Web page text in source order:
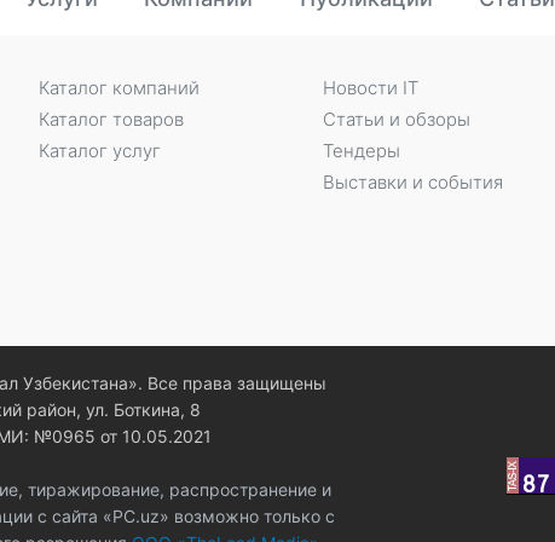
Каталог компаний
Каталог товаров
Каталог услуг
Новости IT
Статьи и обзоры
Тендеры
Выставки и события
Узбекистана». Все права защищены
район, ул. Боткина, 8
№0965 от 10.05.2021
тиражирование, распространение и
с сайта «PC.uz» возможно только с